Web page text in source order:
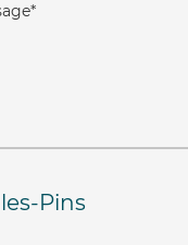
Pins